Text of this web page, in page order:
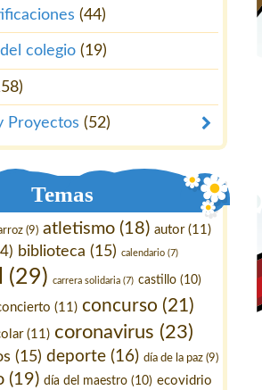
(44)
colegio (19)
Proyectos (52)
Temas
(9) atletismo (18) autor(11)
biblioteca (15) calendario (7)
(29) carrera solidaria (7) castillo (10)
(11) concurso (21)
(11) coronavirus (23)
(15) deporte (16) día de la paz (9)
(19) día del maestro(10) ecovidrio